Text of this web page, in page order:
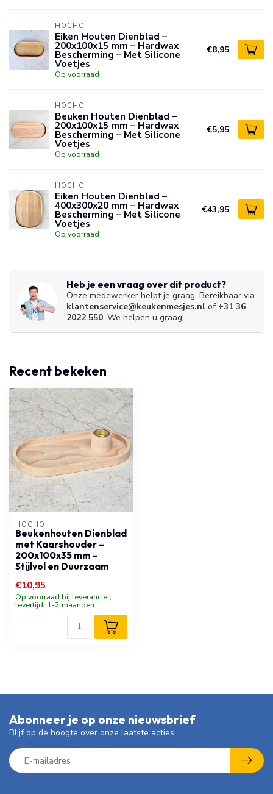
HOCHO
Eiken Houten Dienblad –
200x100x15 mm – Hardwax
Bescherming – Met Silicone
Voetjes
Op voorraad
€8,95
HOCHO
Beuken Houten Dienblad –
200x100x15 mm – Hardwax
Bescherming – Met Silicone
Voetjes
Op voorraad
€5,95
HOCHO
Eiken Houten Dienblad –
400x300x20 mm – Hardwax
Bescherming – Met Silicone
Voetjes
Op voorraad
€43,95
Heb je een vraag over dit product?
Onze medewerker helpt je graag. Bereikbaar via
klantenservice@keukenmesjes.nl of +31 36
2022 550. We helpen u graag!
Recent bekeken
HOCHO
Beukenhouten Dienblad
met Kaarshouder –
200x100x35 mm –
Stijlvol en Duurzaam
€10,95
Op voorraad bij leverancier,
levertijd: 1-2 maanden
Abonneer je op onze nieuwsbrief
Blijf op de hoogte over onze laatste acties